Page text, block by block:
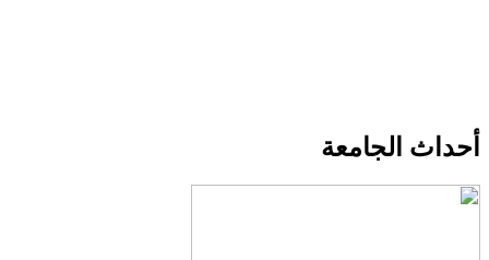
أحداث الجامعة